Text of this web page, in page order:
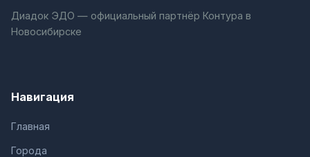
Диадок ЭДО — официальный партнёр Контура в
Новосибирске
Навигация
Главная
Города